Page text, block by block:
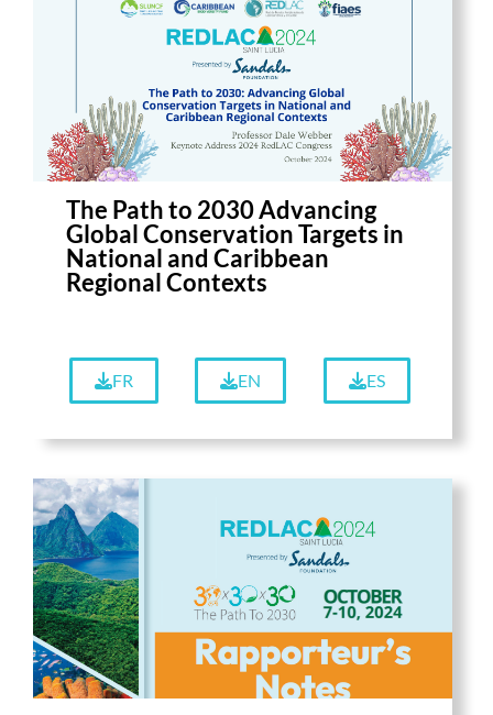
The Path to 2030 Advancing
Global Conservation Targets in
National and Caribbean
Regional Contexts
FR EN ES